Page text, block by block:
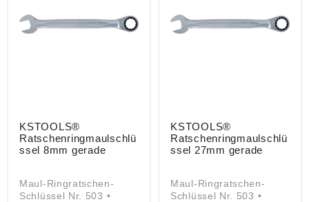
info@kstools.com
Heusenstamm, DE,
info@kstools.com
Heusenstamm, DE,
info@kstools.com
KSTOOLS®
Ratschenringmaulschlü
ssel 8mm gerade
Maul-Ringratschen-
Schlüssel Nr. 503 •
KSTOOLS®
Ratschenringmaulschlü
ssel 27mm gerade
Maul-Ringratschen-
Schlüssel Nr. 503 •